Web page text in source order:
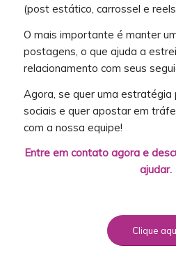
(post estático, carrossel e
O mais importante é manter
postagens, o que ajuda a
relacionamento com seus
Agora, se quer uma estratégia
sociais e quer apostar em
com a nossa equipe!
Entre em contato agora e
ajudar.
Clique